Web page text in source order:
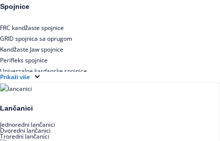
Uskoprofilno klinasto remenje XP extra power
Višekanalno remenje PJ,PK
Spojnice
FRC kandžaste spojnice
GRID spojnica sa oprugom
Kandžaste Jaw spojnice
Perifleks spojnice
Univerzalne kardanske spojnice
Zupčaste spojnice
Prikaži više
Lančanici
Jednoredni lančanici
Dvoredni lančanici
Troredni lančanici